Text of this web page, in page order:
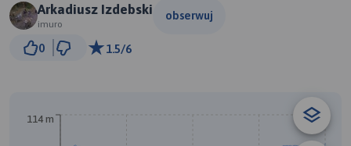
Arkadiusz Izdebski
imuro
obserwuj
0 1.5/6
114 m